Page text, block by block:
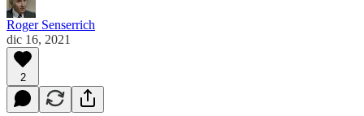
Roger Senserrich
dic 16, 2021
2